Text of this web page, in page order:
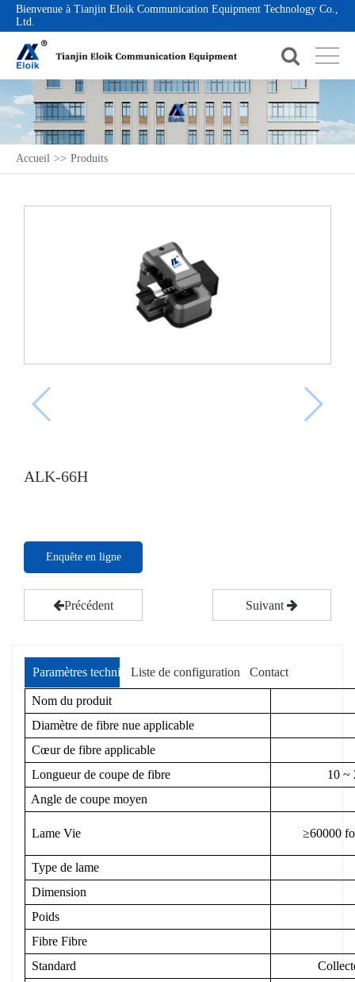
Bienvenue à Tianjin Eloik Communication Equipment Technology Co.,
Ltd.
Accueil >> Produits
ALK-66H
Enquête en ligne
Précédent Suivant
Paramètres techniquesListe de configuration Contact
Nom du produit
Diamètre de fibre nue applicable
Cœur de fibre applicable
Longueur de coupe de fibre
10 ~
Angle de coupe moyen
Lame Vie ≥60000
Type de lame
Dimension
Poids
Fibre Fibre
Standard